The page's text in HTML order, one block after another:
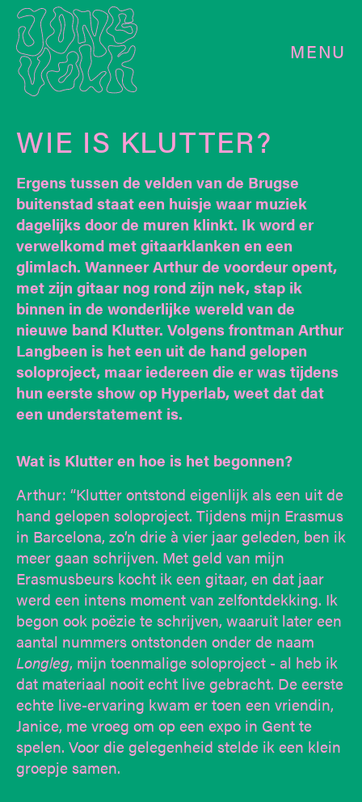
MENU
WIE IS KLUTTER?
Ergens tussen de velden van de Brugse
buitenstad staat een huisje waar muziek
dagelijks door de muren klinkt. Ik word er
verwelkomd met gitaarklanken en een
glimlach. Wanneer Arthur de voordeur opent,
met zijn gitaar nog rond zijn nek, stap ik
binnen in de wonderlijke wereld van de
nieuwe band Klutter. Volgens frontman Arthur
Langbeen is het een uit de hand gelopen
soloproject, maar iedereen die er was tijdens
hun eerste show op Hyperlab, weet dat dat
een understatement is.
Wat is Klutter en hoe is het begonnen?
Arthur: “Klutter ontstond eigenlijk als een uit de
hand gelopen soloproject. Tijdens mijn Erasmus
in Barcelona, zo’n drie à vier jaar geleden, ben ik
meer gaan schrijven. Met geld van mijn
Erasmusbeurs kocht ik een gitaar, en dat jaar
werd een intens moment van zelfontdekking. Ik
begon ook poëzie te schrijven, waaruit later een
aantal nummers ontstonden onder de naam
Longleg, mijn toenmalige soloproject - al heb ik
dat materiaal nooit echt live gebracht. De eerste
echte live-ervaring kwam er toen een vriendin,
Janice, me vroeg om op een expo in Gent te
spelen. Voor die gelegenheid stelde ik een klein
groepje samen.